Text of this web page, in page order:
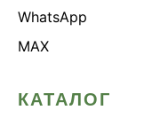
WhatsApp
MAX
КАТАЛОГ